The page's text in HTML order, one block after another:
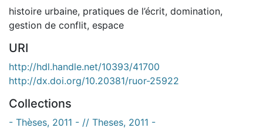
histoire urbaine, pratiques de l’écrit, domination,
gestion de conflit, espace
URI
http://hdl.handle.net/10393/41700
http://dx.doi.org/10.20381/ruor-25922
Collections
- Thèses, 2011 - // Theses, 2011 -